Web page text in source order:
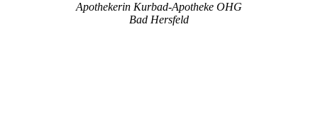
Apothekerin Kurbad-Apotheke OHG
Bad Hersfeld